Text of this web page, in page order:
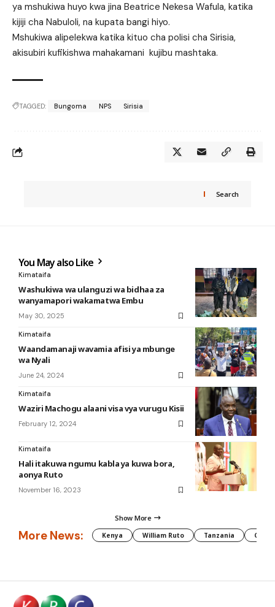
ya mshukiwa huyo kwa jina Beatrice Nekesa Wafula, katika
kijiji cha Nabuloli, na kupata bangi hiyo.
Mshukiwa alipelekwa katika kituo cha polisi cha Sirisia,
akisubiri kufikishwa mahakamani kujibu mashtaka.
TAGGED: Bungoma NPS Sirisia
Search
You May also Like
Kimataifa
Washukiwa wa ulanguzi wa bidhaa za
wanyamapori wakamatwa Embu
May 30, 2025
Kimataifa
Waandamanaji wavamia afisi ya mbunge
wa Nyali
June 24, 2024
Kimataifa
Waziri Machogu alaani visa vya vurugu Kisii
February 12, 2024
Kimataifa
Hali itakuwa ngumu kabla ya kuwa bora,
aonya Ruto
November 16, 2023
Show More
More News: Kenya William Ruto Tanzania CAF